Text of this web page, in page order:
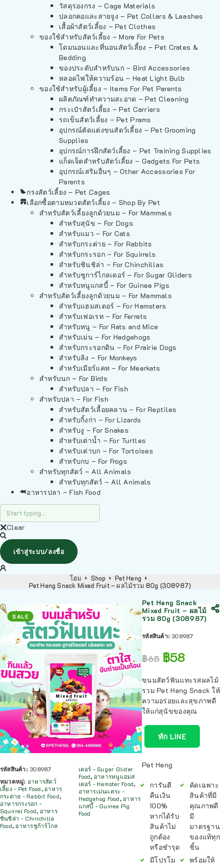
วัสดุรองกรง – Cage Materials
ปลอกคอและสายจูง – Pet Collars & Leashes
เสื้อผ้าสัตว์เลี้ยง – Pet Clothes
ของใช้สำหรับสัตว์เลี้ยง – More For Pets
โดมนอนและที่นอนสัตว์เลี้ยง – Pet Crates &
Bedding
ของประดับสำหรับนก – Bird Accessories
หลอดไฟให้ความร้อน – Heat Light Bulb
ของใช้สำหรับผู้เลี้ยง – Items For Pet Parents
ผลิตภัณฑ์ทำความสะอาด – Pet Cleaning
กระเป๋าสัตว์เลี้ยง – Pet Carriers
รถเข็นสัตว์เลี้ยง – Pet Prams
อุปกรณ์ตัดแต่งขนสัตว์เลี้ยง – Pet Grooming
Supplies
อุปกรณ์การฝึกสัตว์เลี้ยง – Pet Training Supplies
แก็ดเจ็ตสำหรับสัตว์เลี้ยง – Gadgets For Pets
อุปกรณ์เสริมอื่นๆ – Other Accessories For
Parents
กรงสัตว์เลี้ยง – Pet Cages
เลือกซื้อตามหมวดสัตว์เลี้ยง – Shop By Pet
สำหรับสัตว์เลี้ยงลูกด้วยนม – For Mammals
สำหรับสุนัข – For Dogs
สำหรับแมว – For Cats
สำหรับกระต่าย – For Rabbits
สำหรับกระรอก – For Squirrels
สำหรับชินชิล่า – For Chinchillas
สำหรับชูการ์ไกลเดอร์ – For Sugar Gliders
สำหรับหนูแกสบี้ – For Guinea Pigs
สำหรับสัตว์เลี้ยงลูกด้วยนม – For Mammals
สำหรับแฮมสเตอร์ – For Hamsters
สำหรับเฟอเรท – For Ferrets
สำหรับหนู – For Rats and Mice
สำหรับเม่น – For Hedgehogs
สำหรับกระรอกดิน – For Prairie Dogs
สำหรับลิง – For Monkeys
สำหรับเมียร์แคท – For Meerkats
สำหรับนก – For Birds
สำหรับปลา – For Fish
สำหรับปลา – For Fish
สำหรับสัตว์เลื้อยคลาน – For Reptiles
สำหรับกิ้งก่า – For Lizards
สำหรับงู – For Snakes
สำหรับเต่าน้ำ – For Turtles
สำหรับเต่าบก – For Tortoises
สำหรับกบ – For Frogs
สำหรับทุกสัตว์ – All Animals
สำหรับทุกสัตว์ – All Animals
อาหารปลา – Fish Food
Clear
เข้าสู่ระบบ/ลงชื่อ
โฮม Shop
Pet Heng
Pet Heng Snack Mixed Fruit – ผลไม้รวม 80g (308987)
SALE
รหัสสินค้า: 308987
หมวดหมู่: อาหารสัตว์
เลี้ยง - Pet Food, อาหาร
กระต่าย - Rabbit Food,
อาหารกระรอก -
Squirrel Food, อาหาร
ชินชิล่า - Chinchilla
Food, อาหารชูก้าร์ไกล
เดอร์ - Sugar Glider
Food, อาหารหนูแฮมส
เตอร์ - Hamster Food,
อาหารเม่นแคระ -
Hedgehog Food, อาหาร
แกสบี้ - Guinea Pig
Food
Pet Heng Snack
Mixed Fruit – ผลไม้
รวม 80g (308987)
รหัสสินค้า: 308987
฿65 ฿58
ขนมสัตว์ฟันแทะรสผลไม้
รวม Pet Heng Snack ให้
ความอร่อยและสุขภาพดี
ให้แก่สุนัขของคุณ
ทัก LINE
Pet Heng
การันตี
คืนเงิน
100%
หากได้รับ
สินค้าไม่
ถูกต้อง
หรือชำรุด
มีโปรโม
คัดเฉพาะ
สินค้าที่มี
คุณภาพดี
มี
มาตรฐาน
ของแท้ทุก
ชิ้น
พร้อมให้